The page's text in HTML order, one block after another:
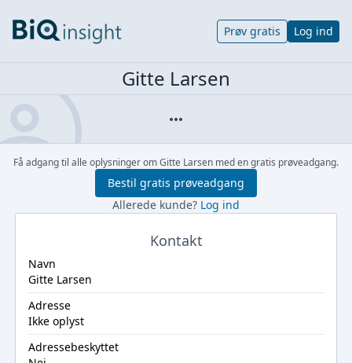
Prøv gratis Log ind
Gitte Larsen
Få adgang til alle oplysninger om Gitte Larsen med en gratis prøveadgang.
Bestil gratis prøveadgang
Allerede kunde? Log ind
Kontakt
Navn
Gitte Larsen
Adresse
Ikke oplyst
Adressebeskyttet